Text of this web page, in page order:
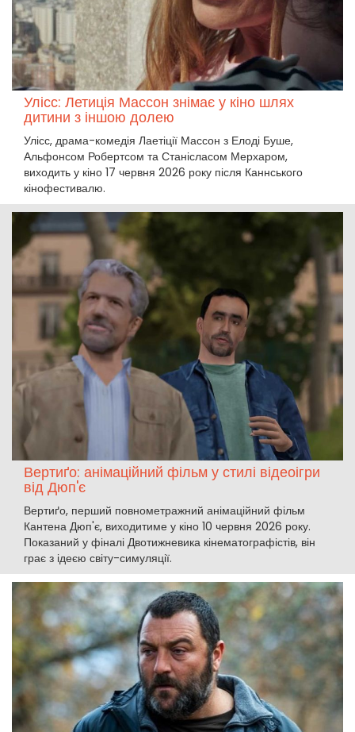
Улісс: Летиція Массон знімає у кіно шлях
дитини з іншою долею
Улісс, драма-комедія Лаетіції Массон з Елоді Буше,
Альфонсом Робертсом та Станісласом Мерхаром,
виходить у кіно 17 червня 2026 року після Каннського
кінофестивалю.
Вертиґо: анімаційний фільм у стилі відеоігри
від Дюп'є
Вертиґо, перший повнометражний анімаційний фільм
Кантена Дюп'є, виходитиме у кіно 10 червня 2026 року.
Показаний у фіналі Двотижневика кінематографістів, він
грає з ідеєю світу-симуляції.